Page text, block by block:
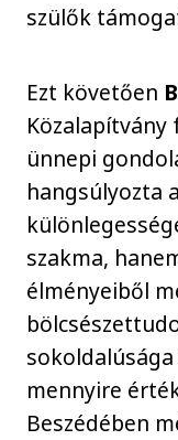
szülők
Ezt követően
ünnepi
hangsúlyozta
szakma,
élményeiből
mennyire
Beszédében